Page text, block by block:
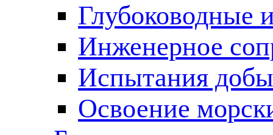
Глубоководные
Инженерное
Испытания
Освоение